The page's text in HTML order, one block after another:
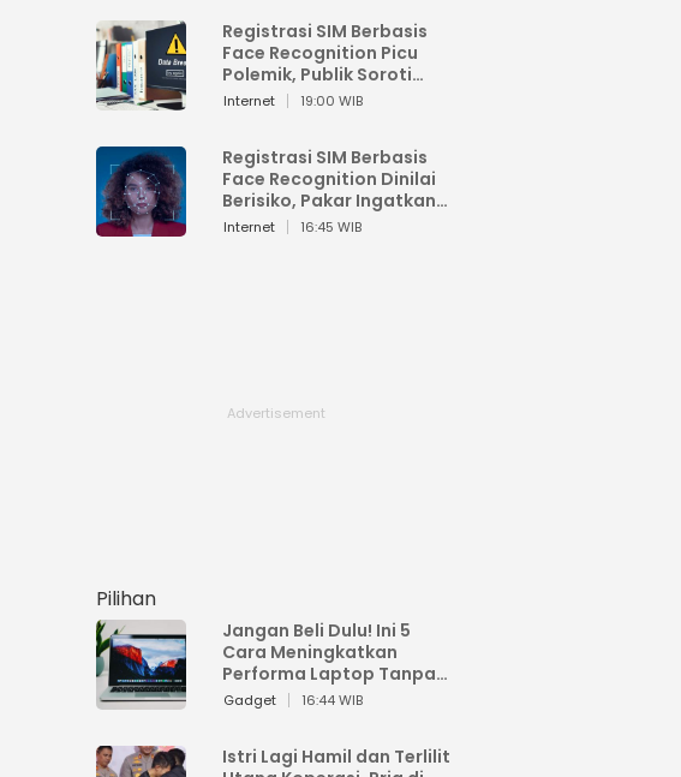
Registrasi SIM Berbasis
Face Recognition Picu
Polemik, Publik Soroti
Risiko Kebocoran Data
Internet 19:00 WIB
Registrasi SIM Berbasis
Face Recognition Dinilai
Berisiko, Pakar Ingatkan
Ancaman Privasi dan
Internet 16:45 WIB
Pilihan
Jangan Beli Dulu! Ini 5
Cara Meningkatkan
Performa Laptop Tanpa
Harus Beli Baru
Gadget 16:44 WIB
Istri Lagi Hamil dan Terlilit